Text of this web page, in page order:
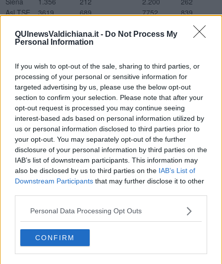
QUInewsValdichiana.it - Do Not Process My
Personal Information
If you wish to opt-out of the sale, sharing to third parties, or
processing of your personal or sensitive information for
targeted advertising by us, please use the below opt-out
section to confirm your selection. Please note that after your
opt-out request is processed you may continue seeing
interest-based ads based on personal information utilized by
us or personal information disclosed to third parties prior to
your opt-out. You may separately opt-out of the further
disclosure of your personal information by third parties on the
IAB’s list of downstream participants. This information may
also be disclosed by us to third parties on the IAB’s List of
Downstream Participants that may further disclose it to other
Personal Data Processing Opt Outs
CONFIRM
Asl TSE
3619 689 7752
839
Provincia0-1819-3435-4950-6465-79Over 80Non disponibile
Siena
25 23 39 50 48 14
13
ASL TSE 65 90 118 167 171 50
28
Ricoveri con sintomatologia Covid
Totale Posti letto occupati
Degenza Covid San Donato Arezzo
13
TI San Donato Arezzo
4
Degenza Covid Misericordia Grosseto22
TI Misericordia Grosseto
0
Nuovi positivi per Comune della provincia di Arezzo
Comune
Tamponi positivi
Anghiari
3
Bibbiena
8
Caprese Michelangelo
Castel Focognano
4